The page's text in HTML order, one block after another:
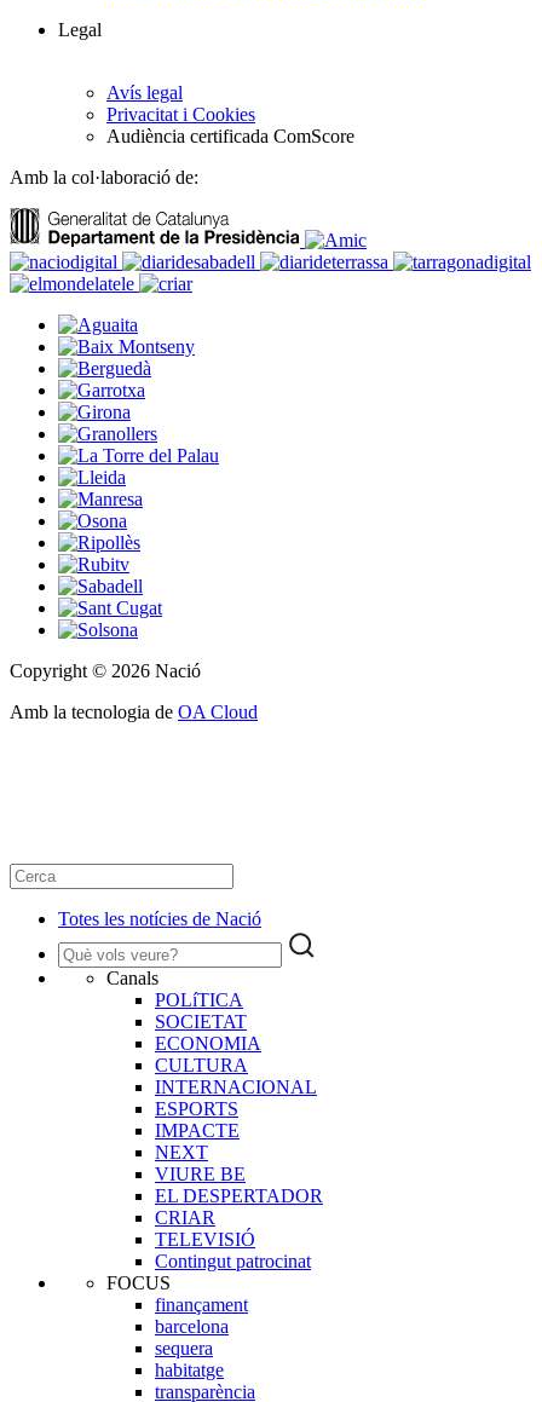
Legal
Avís legal
Privacitat i Cookies
Audiència certificada ComScore
Amb la col·laboració de:
Copyright © 2026 Nació
Amb la tecnologia de OA Cloud
Totes les notícies de Nació
Canals
POLíTICA
SOCIETAT
ECONOMIA
CULTURA
INTERNACIONAL
ESPORTS
IMPACTE
NEXT
VIURE BE
EL DESPERTADOR
CRIAR
TELEVISIÓ
Contingut patrocinat
FOCUS
finançament
barcelona
sequera
habitatge
transparència